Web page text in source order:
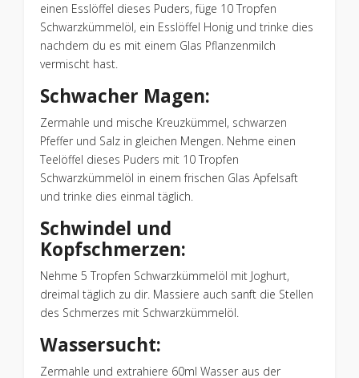
einen Esslöffel dieses Puders, füge 10 Tropfen
Schwarzkümmelöl, ein Esslöffel Honig und trinke dies
nachdem du es mit einem Glas Pflanzenmilch
vermischt hast.
Schwacher Magen:
Zermahle und mische Kreuzkümmel, schwarzen
Pfeffer und Salz in gleichen Mengen. Nehme einen
Teelöffel dieses Puders mit 10 Tropfen
Schwarzkümmelöl in einem frischen Glas Apfelsaft
und trinke dies einmal täglich.
Schwindel und
Kopfschmerzen:
Nehme 5 Tropfen Schwarzkümmelöl mit Joghurt,
dreimal täglich zu dir. Massiere auch sanft die Stellen
des Schmerzes mit Schwarzkümmelöl.
Wassersucht:
Zermahle und extrahiere 60ml Wasser aus der